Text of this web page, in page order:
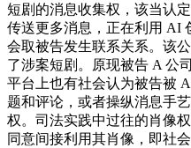
短剧的消息收集权，该当认
传送更多消息，正在利用 AI
会取被告发生联系关系。该
了涉案短剧。原现被告 A 公
平台上也有社会认为被告被
题和评论，或者操纵消息手
权。司法实践中过往的肖像
同意间接利用其肖像，即社